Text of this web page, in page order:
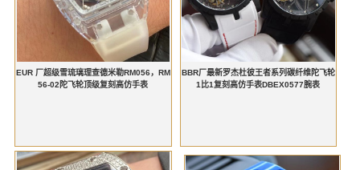
EUR 厂超级雪琉璃理查德米勒RM056，RM
56-02陀飞轮顶级复刻高仿手表
BBR厂最新罗杰杜彼王者系列碳纤维陀飞轮
1比1复刻高仿手表DBEX0577腕表